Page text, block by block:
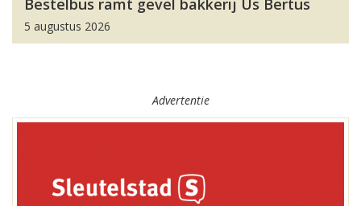
Bestelbus ramt gevel bakkerij Us Bertus
5 augustus 2026
Advertentie